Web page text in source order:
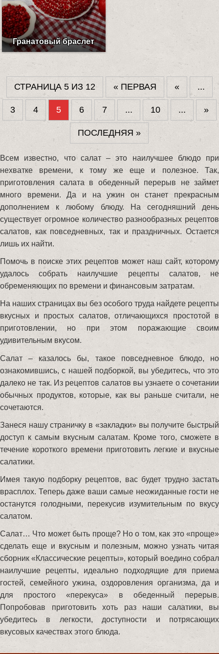
Гранатовый браслет
СТРАНИЦА 5 ИЗ 12 « ПЕРВАЯ « ...
3 4 5 6 7 ... 10 ... »
ПОСЛЕДНЯЯ »
Всем известно, что салат – это наилучшее блюдо при
нехватке времени, к тому же еще и полезное. Так,
приготовления салата в обеденный перерыв не займет
много времени. Да и на ужин он станет прекрасным
дополнением к любому блюду. На сегодняшний день
существует огромное количество разнообразных рецептов
салатов, как повседневных, так и праздничных. Остается
лишь их найти.
Помочь в поиске этих рецептов может наш сайт, которому
удалось собрать наилучшие рецепты салатов, не
обременяющих по времени и финансовым затратам.
На наших страницах вы без особого труда найдете рецепты
вкусных и простых салатов, отличающихся простотой в
приготовлении, но при этом поражающие своим
удивительным вкусом.
Салат – казалось бы, такое повседневное блюдо, но
ознакомившись, с нашей подборкой, вы убедитесь, что это
далеко не так. Из рецептов салатов вы узнаете о сочетании
обычных продуктов, которые, как вы раньше считали, не
сочетаются.
Занеся нашу страничку в «закладки» вы получите быстрый
доступ к самым вкусным салатам. Кроме того, сможете в
течение короткого времени приготовить легкие и вкусные
салатики.
Имея такую подборку рецептов, вас будет трудно застать
врасплох. Теперь даже ваши самые неожиданные гости не
останутся голодными, перекусив изумительным по вкусу
салатом.
Салат… Что может быть проще? Но о том, как это «проще»
сделать еще и вкусным и полезным, можно узнать читая
сборник «Классические рецепты», который воедино собрал
наилучшие рецепты, идеально подходящие для приема
гостей, семейного ужина, оздоровления организма, да и
для простого «перекуса» в обеденный перерыв.
Попробовав приготовить хоть раз наши салатики, вы
убедитесь в легкости, доступности и потрясающих
вкусовых качествах этого блюда.